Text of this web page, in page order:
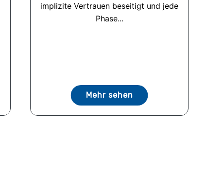
implizite Vertrauen beseitigt und jede
Phase...
Mehr sehen